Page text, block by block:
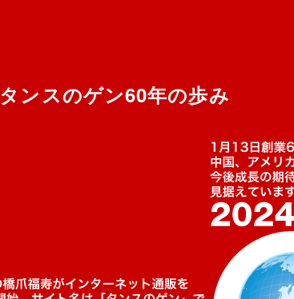
タンスのゲン60年の歩み